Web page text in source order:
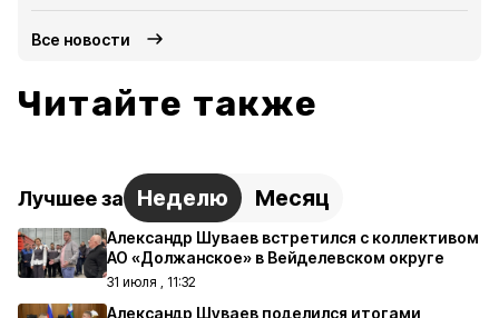
Все новости
Читайте также
Лучшее за Неделю Месяц
Александр Шуваев встретился с коллективом
АО «Должанское» в Вейделевском округе
31 июля , 11:32
Александр Шуваев поделился итогами